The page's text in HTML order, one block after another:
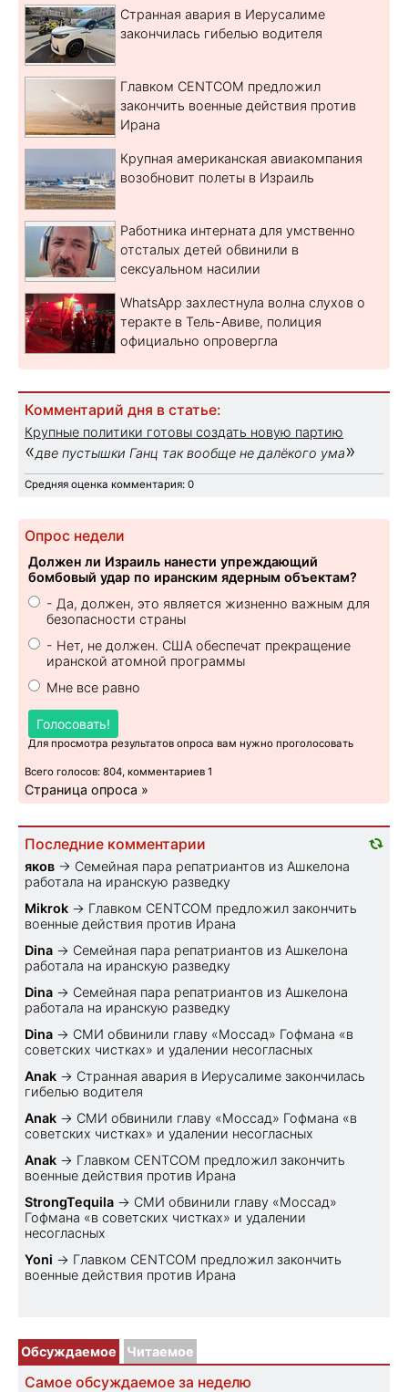
Странная авария в Иерусалиме
закончилась гибелью водителя
Главком CENTCOM предложил
закончить военные действия против
Ирана
Крупная американская авиакомпания
возобновит полеты в Израиль
Работника интерната для умственно
отсталых детей обвинили в
сексуальном насилии
WhatsApp захлестнула волна слухов о
теракте в Тель-Авиве, полиция
официально опровергла
Комментарий дня в статье:
Крупные политики готовы создать новую партию
«две пустышки Ганц так вообще не далёкого ума»
Средняя оценка комментария: 0
Опрос недели
Должен ли Израиль нанести упреждающий
бомбовый удар по иранским ядерным объектам?
- Да, должен, это является жизненно важным для
безопасности страны
- Нет, не должен. США обеспечат прекращение
иранской атомной программы
Мне все равно
Голосовать!
Для просмотра результатов опроса вам нужно проголосовать
Всего голосов: 804, комментариев 1
Страница опроса »
Последние комментарии
яков → Семейная пара репатриантов из Ашкелона
работала на иранскую разведку
Mikrok → Главком CENTCOM предложил закончить
военные действия против Ирана
Dina → Семейная пара репатриантов из Ашкелона
работала на иранскую разведку
Dina → Семейная пара репатриантов из Ашкелона
работала на иранскую разведку
Dina → СМИ обвинили главу «Моссад» Гофмана «в
советских чистках» и удалении несогласных
Anak → Странная авария в Иерусалиме закончилась
гибелью водителя
Anak → СМИ обвинили главу «Моссад» Гофмана «в
советских чистках» и удалении несогласных
Anak → Главком CENTCOM предложил закончить
военные действия против Ирана
StrongTequila → СМИ обвинили главу «Моссад»
Гофмана «в советских чистках» и удалении
несогласных
Yoni → Главком CENTCOM предложил закончить
военные действия против Ирана
Обсуждаемое Читаемое
Самое обсуждаемое за неделю